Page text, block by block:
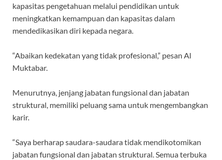
kapasitas pengetahuan melalui pendidikan untuk
meningkatkan kemampuan dan kapasitas dalam
mendedikasikan diri kepada negara.
“Abaikan kedekatan yang tidak profesional,” pesan Al
Muktabar.
Menurutnya, jenjang jabatan fungsional dan jabatan
struktural, memiliki peluang sama untuk mengembangkan
karir.
“Saya berharap saudara-saudara tidak mendikotomikan
jabatan fungsional dan jabatan struktural. Semua terbuka